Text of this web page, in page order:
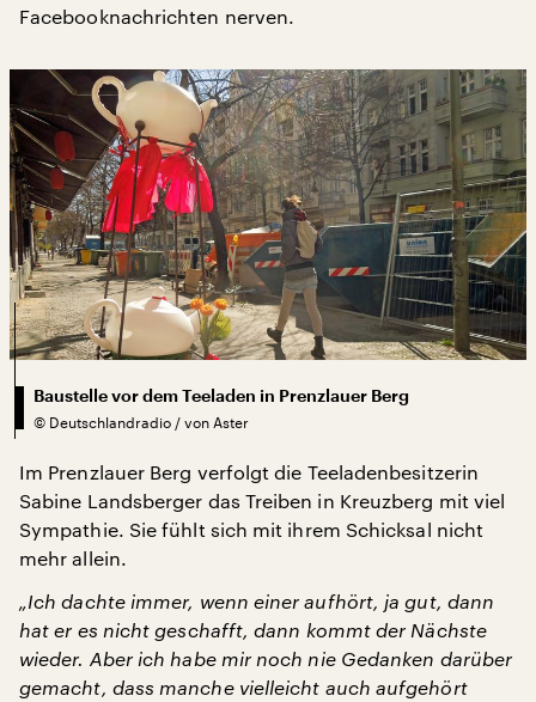
Facebooknachrichten nerven.
Baustelle vor dem Teeladen in Prenzlauer Berg
© Deutschlandradio / von Aster
Im Prenzlauer Berg verfolgt die Teeladenbesitzerin
Sabine Landsberger das Treiben in Kreuzberg mit viel
Sympathie. Sie fühlt sich mit ihrem Schicksal nicht
mehr allein.
„Ich dachte immer, wenn einer aufhört, ja gut, dann
hat er es nicht geschafft, dann kommt der Nächste
wieder. Aber ich habe mir noch nie Gedanken darüber
gemacht, dass manche vielleicht auch aufgehört